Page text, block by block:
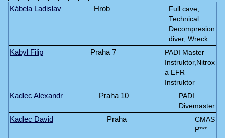
Kábela Ladislav
Hrob
Full cave,
Technical
Decompresion
diver, Wreck
Kabyl Filip Praha 7
PADI Master
Instruktor,Nitrox
a EFR
Instruktor
Kadlec Alexandr Praha 10
PADI
Divemaster
Kadlec David Praha
CMAS
P***